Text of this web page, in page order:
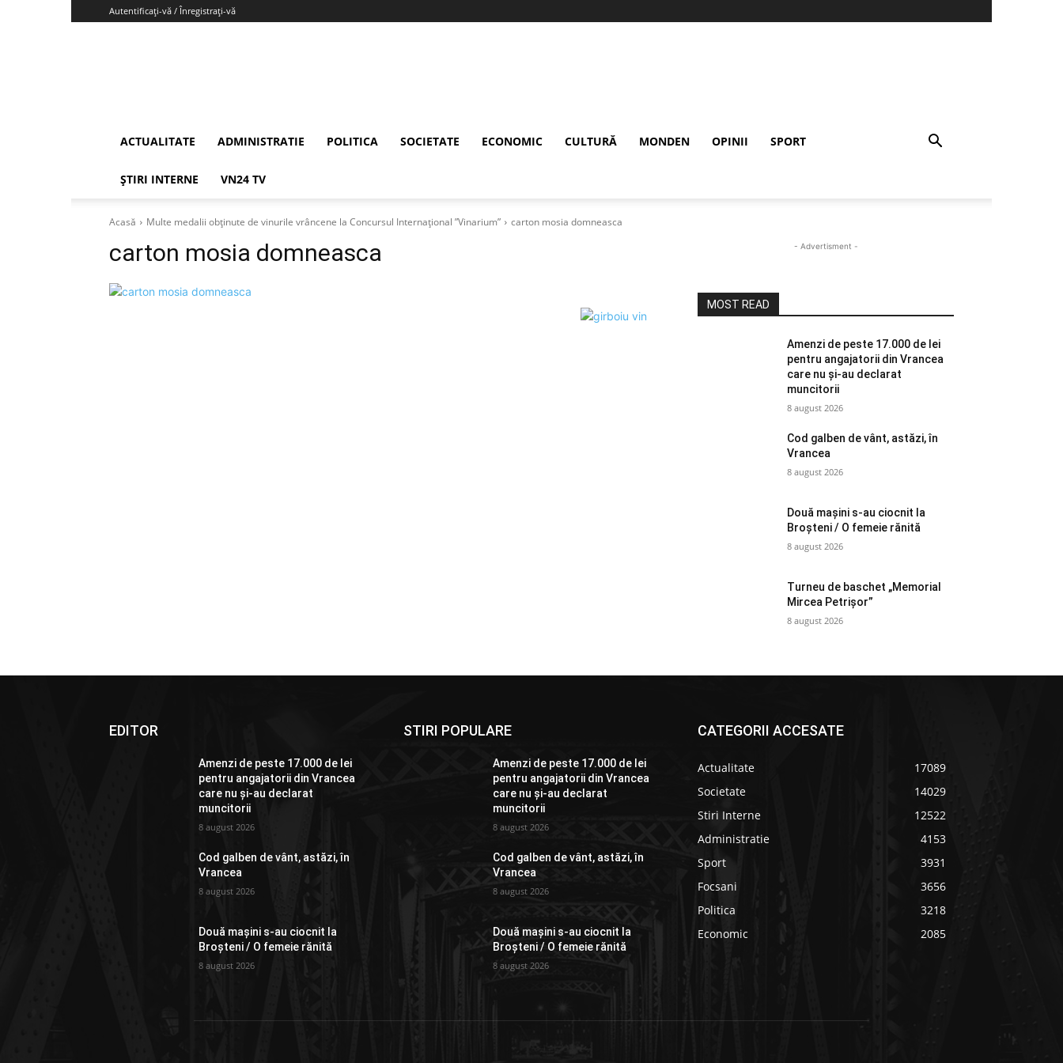
Autentificați-vă / Înregistrați-vă
ACTUALITATE ADMINISTRATIE POLITICA SOCIETATE ECONOMIC CULTURĂ MONDEN OPINII SPORT
ȘTIRI INTERNE VN24 TV
Acasă Multe medalii obținute de vinurile vrâncene la Concursul Internațional ”Vinarium” carton mosia domneasca
carton mosia domneasca - Advertisment -
MOST READ
Amenzi de peste 17.000 de lei
pentru angajatorii din Vrancea
care nu și-au declarat
muncitorii
8 august 2026
Cod galben de vânt, astăzi, în
Vrancea
8 august 2026
Două mașini s-au ciocnit la
Broșteni / O femeie rănită
8 august 2026
Turneu de baschet „Memorial
Mircea Petrișor”
8 august 2026
EDITOR
Amenzi de peste 17.000 de lei
pentru angajatorii din Vrancea
care nu și-au declarat
muncitorii
8 august 2026
Cod galben de vânt, astăzi, în
Vrancea
8 august 2026
Două mașini s-au ciocnit la
Broșteni / O femeie rănită
8 august 2026
STIRI POPULARE
Amenzi de peste 17.000 de lei
pentru angajatorii din Vrancea
care nu și-au declarat
muncitorii
8 august 2026
Cod galben de vânt, astăzi, în
Vrancea
8 august 2026
Două mașini s-au ciocnit la
Broșteni / O femeie rănită
8 august 2026
CATEGORII ACCESATE
Actualitate
17089
Societate
14029
Stiri Interne
12522
Administratie
4153
Sport
3931
Focsani
3656
Politica
3218
Economic
2085